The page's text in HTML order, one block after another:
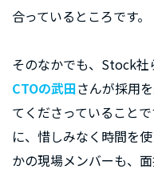
合っているところです。
そのなかでも、Stock社
CTOの武田さんが採用
てくださっていること
に、惜しみなく時間を
かの現場メンバーも、